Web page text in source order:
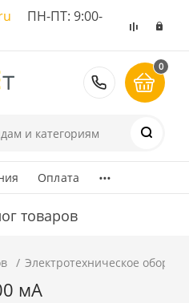
ПН-ПТ: 9:00-
8 (495)
0
Оплата ...
товаров
Электротехническое
мА